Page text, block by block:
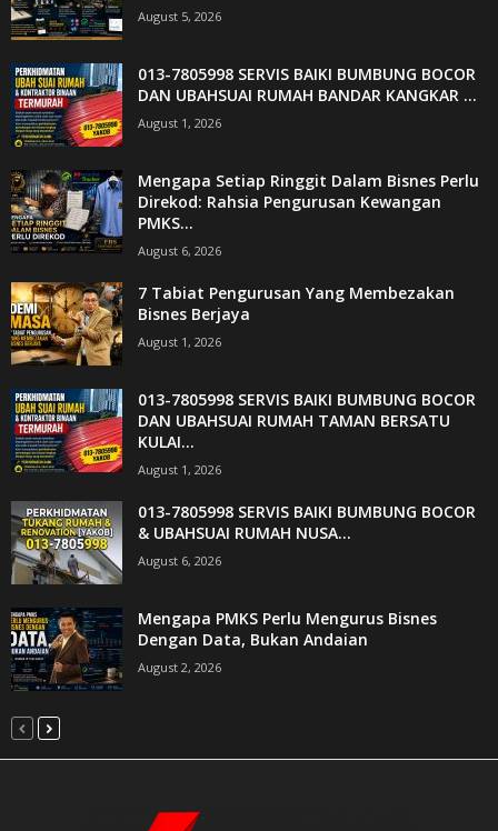
August 5, 2026
013-7805998 SERVIS BAIKI BUMBUNG BOCOR
DAN UBAHSUAI RUMAH BANDAR KANGKAR ...
August 1, 2026
Mengapa Setiap Ringgit Dalam Bisnes Perlu
Direkod: Rahsia Pengurusan Kewangan
PMKS...
August 6, 2026
7 Tabiat Pengurusan Yang Membezakan
Bisnes Berjaya
August 1, 2026
013-7805998 SERVIS BAIKI BUMBUNG BOCOR
DAN UBAHSUAI RUMAH TAMAN BERSATU
KULAI...
August 1, 2026
013-7805998 SERVIS BAIKI BUMBUNG BOCOR
& UBAHSUAI RUMAH NUSA...
August 6, 2026
Mengapa PMKS Perlu Mengurus Bisnes
Dengan Data, Bukan Andaian
August 2, 2026